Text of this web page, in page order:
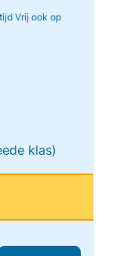
Vrij ook op
klas)